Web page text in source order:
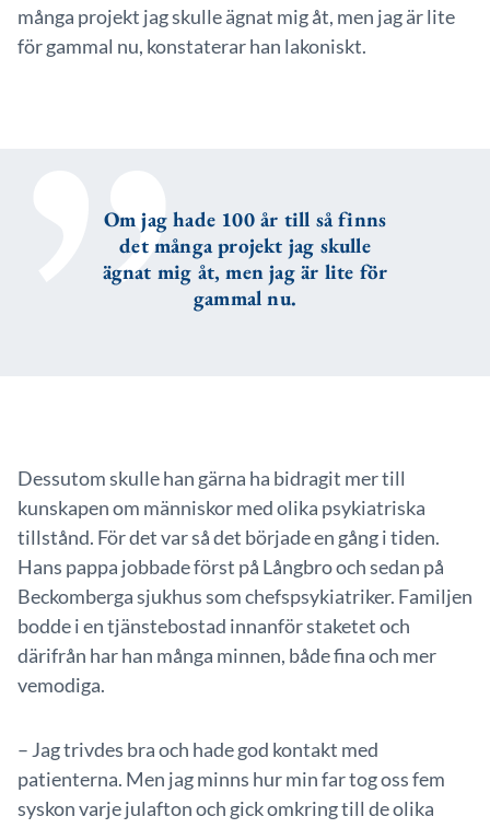
många projekt jag skulle ägnat mig åt, men jag är lite
för gammal nu, konstaterar han lakoniskt.
Om jag hade 100 år till så finns
det många projekt jag skulle
ägnat mig åt, men jag är lite för
gammal nu.
Dessutom skulle han gärna ha bidragit mer till
kunskapen om människor med olika psykiatriska
tillstånd. För det var så det började en gång i tiden.
Hans pappa jobbade först på Långbro och sedan på
Beckomberga sjukhus som chefspsykiatriker. Familjen
bodde i en tjänstebostad innanför staketet och
därifrån har han många minnen, både fina och mer
vemodiga.
– Jag trivdes bra och hade god kontakt med
patienterna. Men jag minns hur min far tog oss fem
syskon varje julafton och gick omkring till de olika